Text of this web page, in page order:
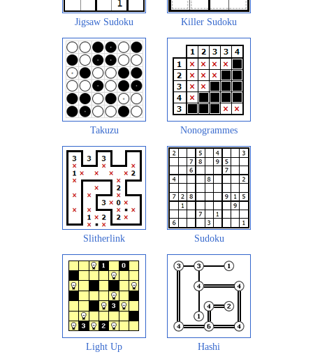
Jigsaw Sudoku Killer Sudoku
Takuzu Nonogrammes
Slitherlink Sudoku
Light Up Hashi